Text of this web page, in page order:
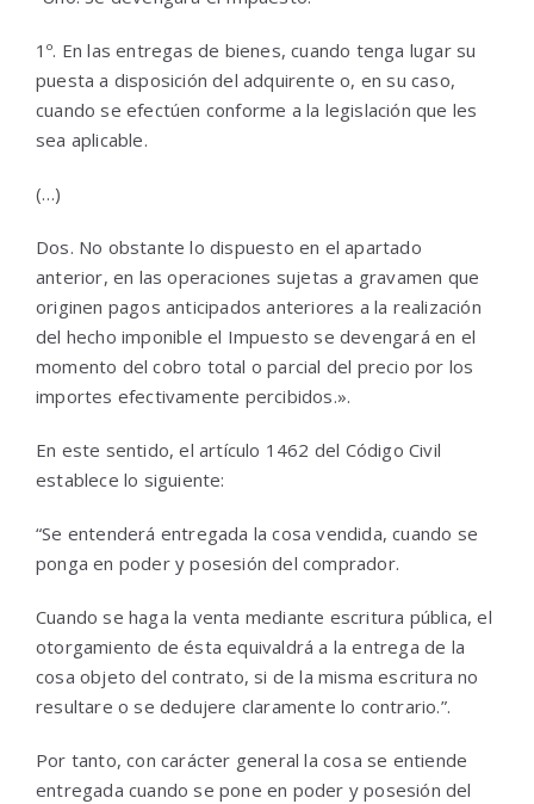
1º. En las entregas de bienes, cuando tenga lugar su
puesta a disposición del adquirente o, en su caso,
cuando se efectúen conforme a la legislación que les
sea aplicable.
(…)
Dos. No obstante lo dispuesto en el apartado
anterior, en las operaciones sujetas a gravamen que
originen pagos anticipados anteriores a la realización
del hecho imponible el Impuesto se devengará en el
momento del cobro total o parcial del precio por los
importes efectivamente percibidos.».
En este sentido, el artículo 1462 del Código Civil
establece lo siguiente:
“Se entenderá entregada la cosa vendida, cuando se
ponga en poder y posesión del comprador.
Cuando se haga la venta mediante escritura pública, el
otorgamiento de ésta equivaldrá a la entrega de la
cosa objeto del contrato, si de la misma escritura no
resultare o se dedujere claramente lo contrario.”.
Por tanto, con carácter general la cosa se entiende
entregada cuando se pone en poder y posesión del